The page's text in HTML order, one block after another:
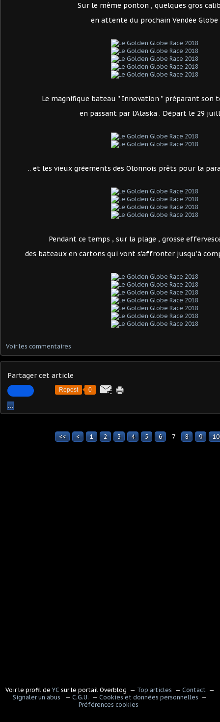
Sur le même ponton , quelques gros
en attente du prochain Vendée Globe
Le magnifique bateau '' Innovation '' préparant son
en passant par l'Alaska . Départ le 29
.. et les vieux gréements des Olonnois prêts pour la
Pendant ce temps , sur la plage , grosse
des bateaux en cartons qui vont s'affronter jusqu’à
Voir les commentaires
Partager cet article
Repost 0
…
<< < 1 2 3 4 5 6 7 8 9 10
Voir le profil de YC sur le portail Overblog Top articles
Contact
Signaler un abus
C.G.U.
Cookies et données personnelles
Préférences cookies